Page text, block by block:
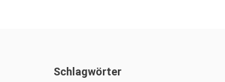
Schlagwörter